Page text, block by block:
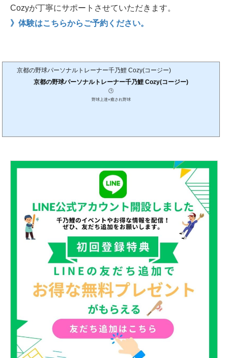
Cozyが丁寧にサポートさせていただきます。
》体験はこちらからご予約ください。
京都の野球パーソナルトレーナー千乃鯉 Cozy(コージー)
京都の野球パーソナルトレーナー千乃鯉 Cozy(コージー)
🕒️
野球上達×癒され野球